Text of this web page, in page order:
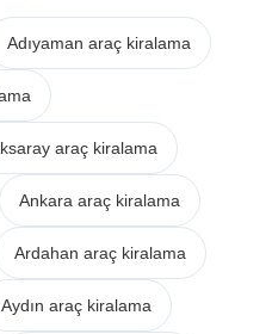
Adıyaman araç kiralama
araç kiralama
Ankara araç kiralama
Ardahan araç kiralama
Aydın araç kiralama